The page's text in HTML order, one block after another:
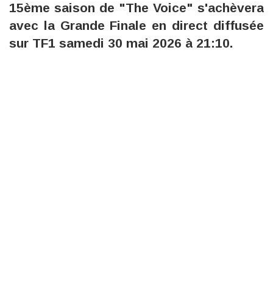
15ème saison de "The Voice" s'achèvera
avec la Grande Finale en direct diffusée
sur TF1 samedi 30 mai 2026 à 21:10.